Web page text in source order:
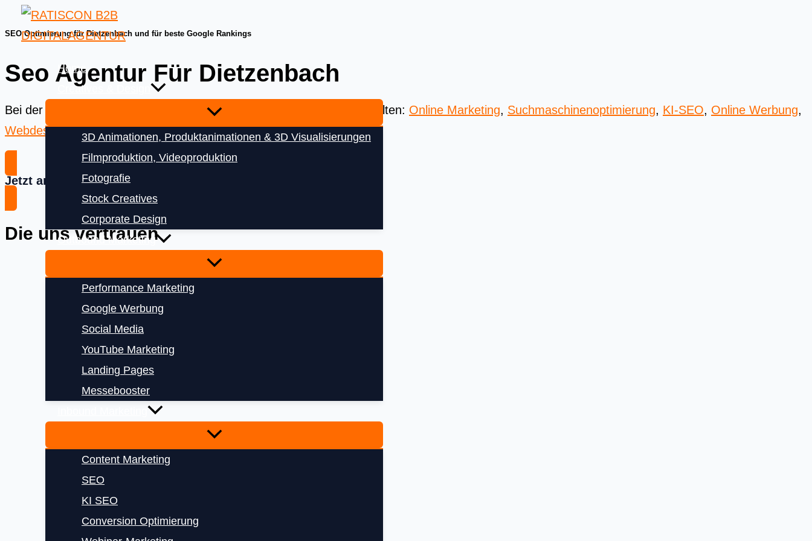
Skip
to
Home
Creatives & Design
3D Animationen, Produktanimationen & 3D Visualisierungen
Filmproduktion, Videoproduktion
Fotografie
Stock Creatives
Corporate Design
Outbound Marketing
Performance Marketing
Google Werbung
Social Media
YouTube Marketing
Landing Pages
Messebooster
Content Marketing
SEO
KI SEO
Conversion Optimierung
SEO Optimierung für Dietzenbach und für beste Google Rankings
Seo Agentur Für Dietzenbach
Bei der bekommen Sie das Beste aus aller Welten: Online Marketing, Suchmaschinenoptimierung, KI-SEO, Online Werbung,
WebdesignundDigitalisierung
Jetzt anfragen
Die uns vertrauen